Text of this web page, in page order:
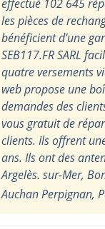
effectué 102 645
les pièces de
bénéficient d’une
SEB117.FR SARL
quatre versements
web propose une
demandes des
vous gratuit de
clients. Ils offrent
ans. Ils ont des
Argelès. sur-Mer,
Auchan Perpignan,